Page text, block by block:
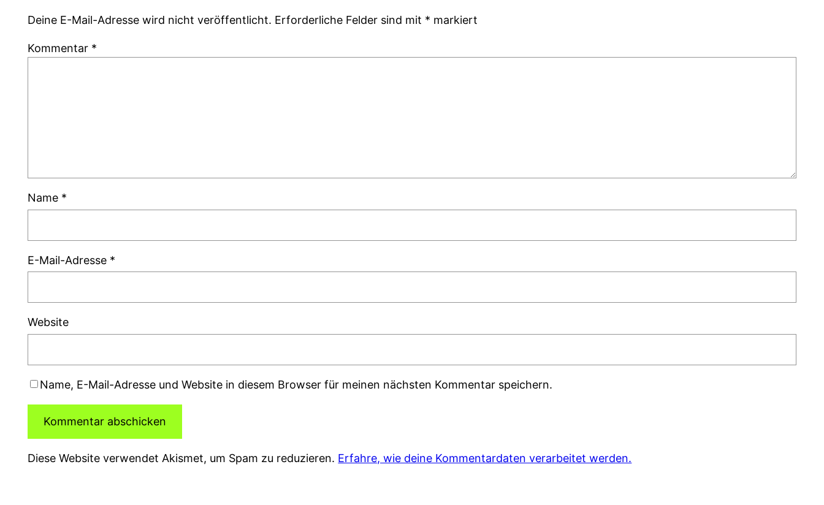
Deine E-Mail-Adresse wird nicht veröffentlicht. Erforderliche Felder sind mit * markiert
Kommentar *
Name *
E-Mail-Adresse *
Website
Name, E-Mail-Adresse und Website in diesem Browser für meinen nächsten Kommentar speichern.
Diese Website verwendet Akismet, um Spam zu reduzieren. Erfahre, wie deine Kommentardaten verarbeitet werden.